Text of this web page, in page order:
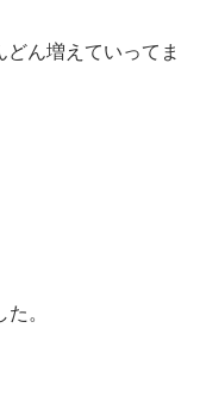
ん増えていってま
。